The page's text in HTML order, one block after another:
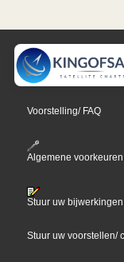
Voorstelling/ FAQ
Algemene voorkeuren
Stuur uw bijwerkingen
Stuur uw voorstellen/